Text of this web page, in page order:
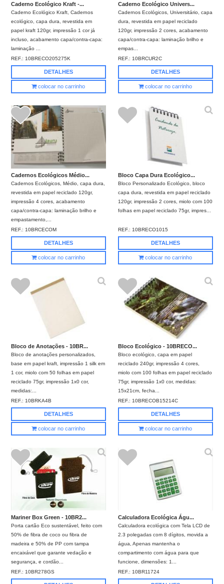
Caderno Ecológico Kraft -...
Caderno Ecológico Kraft, Cadernos
ecológico, capa dura, revestida em
papel kraft 120gr, impressão 1 cor já
incluso, acabamento capa/contra-capa:
laminação ...
REF.: 10BRECO205275K
DETALHES
colocar no carrinho
Caderno Ecológico Univers...
Cadernos Ecológicos, Universitário, capa
dura, revestida em papel reciclado
120gr, impressão 2 cores, acabamento
capa/contra-capa: laminação brilho e
empas...
REF.: 10BRCUR2C
DETALHES
colocar no carrinho
Cadernos Ecológicos Médio...
Cadernos Ecológicos, Médio, capa dura,
revestida em papel reciclado 120gr,
impressão 4 cores, acabamento
capa/contra-capa: laminação brilho e
empastamento,...
REF.: 10BRCECOM
DETALHES
colocar no carrinho
Bloco Capa Dura Ecológico...
Bloco Personalizado Ecológico, bloco
capa dura, revestida em papel reciclado
120gr, impressão 2 cores, miolo com 100
folhas em papel reciclado 75gr, impres...
REF.: 10BRECO1015
DETALHES
colocar no carrinho
Bloco de Anotações - 10BR...
Bloco de anotações personalizados,
base em papel kraft, impressão 1 silk em
1 cor, miolo com 50 folhas em papel
reciclado 75gr, impressão 1x0 cor,
medidas:...
REF.: 10BRKA4B
DETALHES
colocar no carrinho
Bloco Ecológico - 10BRECO...
Bloco ecológico, capa em papel
reciclado 240gr, impressão 4 cores,
miolo com 100 folhas em papel reciclado
75gr, impressão 1x0 cor, medidas:
15x21cm, fecha...
REF.: 10BRECOB15214C
DETALHES
colocar no carrinho
Mariner Box Green - 10BR2...
Porta cartão Eco sustentável, feito com
50% de fibra de coco ou fibra de
madeira e 50% de PP com tampa
encaixável que garante vedação e
segurança, e cordão...
REF.: 10BR278GS
Calculadora Ecológica Águ...
Calculadora ecológica com Tela LCD de
2.3 polegadas com 8 dígitos, movida a
água, Apenas mantenha o
compartimento com água para que
funcione, dimensões: 1...
REF.: 10BR11724